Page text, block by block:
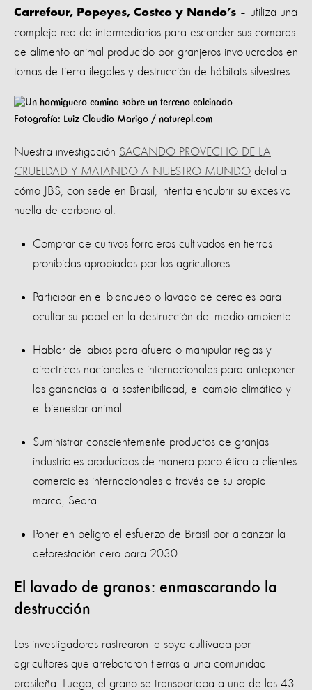
Carrefour, Popeyes, Costco y Nando’s – utiliza una
compleja red de intermediarios para esconder sus compras
de alimento animal producido por granjeros involucrados en
tomas de tierra ilegales y destrucción de hábitats silvestres.
Fotografía: Luiz Claudio Marigo / naturepl.com
Nuestra investigación SACANDO PROVECHO DE LA
CRUELDAD Y MATANDO A NUESTRO MUNDO detalla
cómo JBS, con sede en Brasil, intenta encubrir su excesiva
huella de carbono al:
Comprar de cultivos forrajeros cultivados en tierras
prohibidas apropiadas por los agricultores.
Participar en el blanqueo o lavado de cereales para
ocultar su papel en la destrucción del medio ambiente.
Hablar de labios para afuera o manipular reglas y
directrices nacionales e internacionales para anteponer
las ganancias a la sostenibilidad, el cambio climático y
el bienestar animal.
Suministrar conscientemente productos de granjas
industriales producidos de manera poco ética a clientes
comerciales internacionales a través de su propia
marca, Seara.
Poner en peligro el esfuerzo de Brasil por alcanzar la
deforestación cero para 2030.
El lavado de granos: enmascarando la
destrucción
Los investigadores rastrearon la soya cultivada por
agricultores que arrebataron tierras a una comunidad
brasileña. Luego, el grano se transportaba a una de las 43